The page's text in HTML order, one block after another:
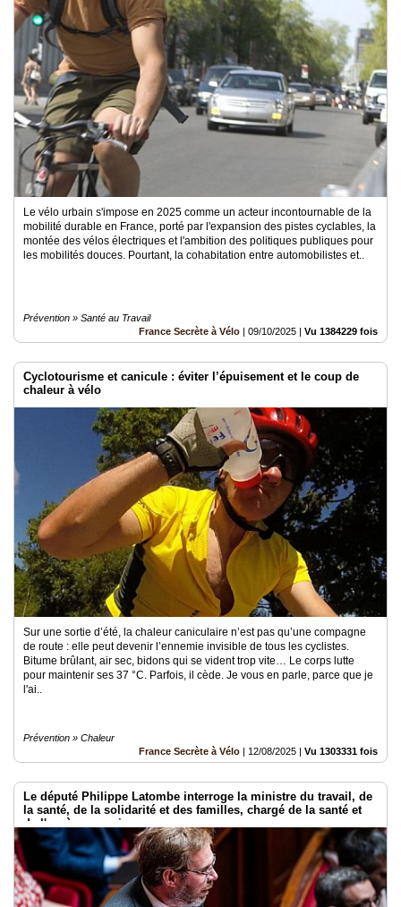
Le vélo urbain s'impose en 2025 comme un acteur incontournable de la
mobilité durable en France, porté par l'expansion des pistes cyclables, la
montée des vélos électriques et l'ambition des politiques publiques pour
les mobilités douces. Pourtant, la cohabitation entre automobilistes et..
Prévention » Santé au Travail
France Secrète à Vélo | 09/10/2025 | Vu 1384229 fois
Cyclotourisme et canicule : éviter l’épuisement et le coup de
chaleur à vélo
Sur une sortie d’été, la chaleur caniculaire n’est pas qu’une compagne
de route : elle peut devenir l’ennemie invisible de tous les cyclistes.
Bitume brûlant, air sec, bidons qui se vident trop vite… Le corps lutte
pour maintenir ses 37 °C. Parfois, il cède. Je vous en parle, parce que je
l'ai..
Prévention » Chaleur
France Secrète à Vélo | 12/08/2025 | Vu 1303331 fois
Le député Philippe Latombe interroge la ministre du travail, de
la santé, de la solidarité et des familles, chargé de la santé et
de l'accès aux soins -